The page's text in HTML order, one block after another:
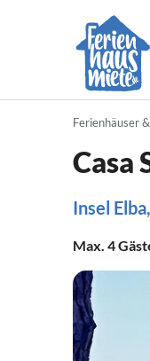
Ferienhäuser
Casa
Insel
Max. 4